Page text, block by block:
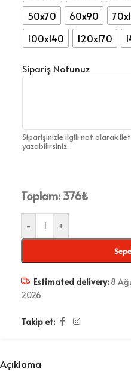
50x70
60x90
100x140
120x170
Sipariş Notunuz
Siparişinizle ilgili not olarak
yazabilirsiniz.
Toplam: 376₺
- +
Estimated delivery: 8
2026
Takip et:
Açıklama